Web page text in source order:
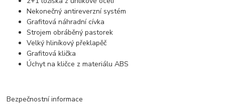
Nekonečný antireverzní systém
Grafitová náhradní cívka
Strojem obráběný pastorek
Velký hliníkový překlapěč
Grafitová klička
Úchyt na kličce z materiálu ABS
Bezpečnostní informace